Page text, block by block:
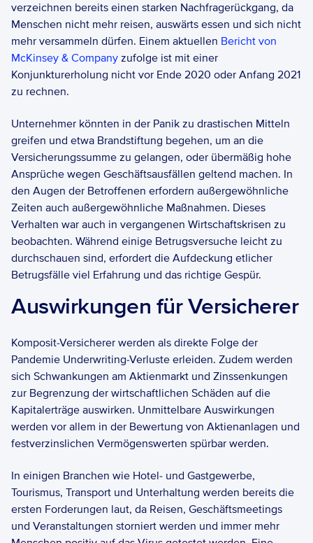
verzeichnen bereits einen starken Nachfragerückgang, da
Menschen nicht mehr reisen, auswärts essen und sich nicht
mehr versammeln dürfen. Einem aktuellen Bericht von
McKinsey & Company zufolge ist mit einer
Konjunkturerholung nicht vor Ende 2020 oder Anfang 2021
zu rechnen.
Unternehmer könnten in der Panik zu drastischen Mitteln
greifen und etwa Brandstiftung begehen, um an die
Versicherungssumme zu gelangen, oder übermäßig hohe
Ansprüche wegen Geschäftsausfällen geltend machen. In
den Augen der Betroffenen erfordern außergewöhnliche
Zeiten auch außergewöhnliche Maßnahmen. Dieses
Verhalten war auch in vergangenen Wirtschaftskrisen zu
beobachten. Während einige Betrugsversuche leicht zu
durchschauen sind, erfordert die Aufdeckung etlicher
Betrugsfälle viel Erfahrung und das richtige Gespür.
Auswirkungen für Versicherer
Komposit-Versicherer werden als direkte Folge der
Pandemie Underwriting-Verluste erleiden. Zudem werden
sich Schwankungen am Aktienmarkt und Zinssenkungen
zur Begrenzung der wirtschaftlichen Schäden auf die
Kapitalerträge auswirken. Unmittelbare Auswirkungen
werden vor allem in der Bewertung von Aktienanlagen und
festverzinslichen Vermögenswerten spürbar werden.
In einigen Branchen wie Hotel- und Gastgewerbe,
Tourismus, Transport und Unterhaltung werden bereits die
ersten Forderungen laut, da Reisen, Geschäftsmeetings
und Veranstaltungen storniert werden und immer mehr